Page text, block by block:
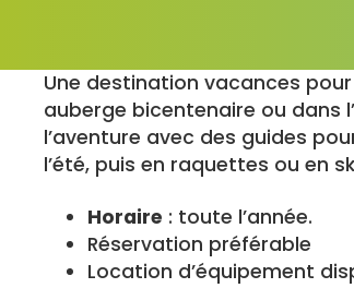
Une destination vacances
auberge bicentenaire ou dans
l’aventure avec des guides
l’été, puis en raquettes ou en
Horaire : toute l’année.
Réservation préférable
Location d’équipement